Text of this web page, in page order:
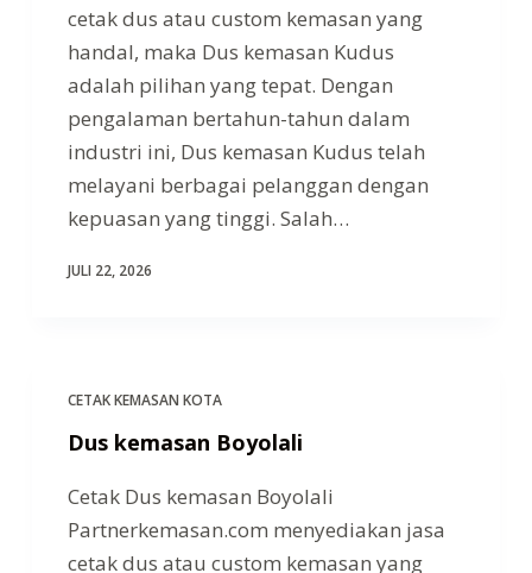
cetak dus atau custom kemasan yang
handal, maka Dus kemasan Kudus
adalah pilihan yang tepat. Dengan
pengalaman bertahun-tahun dalam
industri ini, Dus kemasan Kudus telah
melayani berbagai pelanggan dengan
kepuasan yang tinggi. Salah…
JULI 22, 2026
CETAK KEMASAN KOTA
Dus kemasan Boyolali
Cetak Dus kemasan Boyolali
Partnerkemasan.com menyediakan jasa
cetak dus atau custom kemasan yang